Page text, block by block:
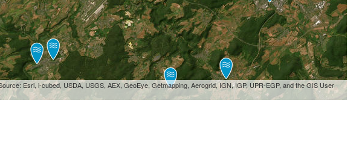
Esri, i-cubed, USDA, USGS, AEX, GeoEye, Getmapping, Aerogrid, IGN, IGP, UPR-EGP, and the GIS User